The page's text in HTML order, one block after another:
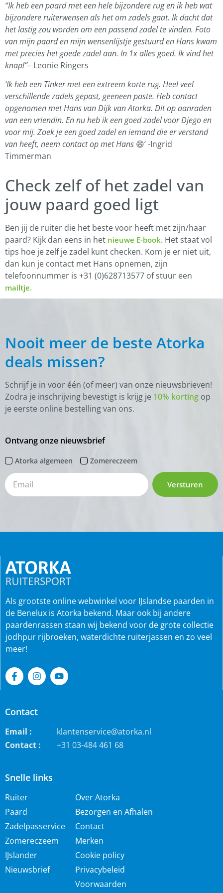
“Ik heb een paard met een hele bijzondere rug en ik heb wat
bijzondere ruiterwensen als het om zadels gaat. Ik dacht dat
het lastig zou worden om een passend zadel te vinden. Foto
van mijn paard en mijn wensenlijstje gestuurd en Hans kwam
met precies het goede zadel aan. In 1x alles goed. Ik vind het
knap!”– Leonie Ringers
‘Ik heb een Tinker met een extreem korte rug. Heel veel
verschillende zadels gepast, geeneen paste. Heb contact
opgenomen met Hans van Dijk van Atorka. Dit op aanraden
van een vriendin. En nu heb ik een goed zadel voor Djego en
voor mij. Zoek je een goed zadel en iemand die er verstand
van heeft, neem contact op met Hans 😄’ -Ingrid
Timmerman
Check zelf of het zadel van
jouw paard goed ligt
Ben jij de ruiter die het beste voor heeft met zijn/haar
paard? Kijk dan eens in het nieuwe E-book. Het staat vol
tips hoe je zelf je zadel kunt checken. Kom je er niet uit,
dan kun je contact met Hans opnemen, zijn
telefoonnummer is +31 (0)628713577 of stuur een
mailtje.
Nooit meer de beste Atorka
deals missen?
Schrijf je in voor één (of meer) van onze nieuwsbrieven!
Zodra je inschrijving bevestigt is krijg je 10% korting op
je eerste online bestelling van ons.
Ontvang onze nieuwsbrief
Atorka algemeen Zomereczeem
Versturen
Snelle links
Ruiter
Paard
Zadelpasservice
Zomereczeem
IJslander
Nieuwsbrief
Over Atorka
Bezorgen en Afhalen
Contact
Merken
Cookie policy
Privacybeleid
Voorwaarden
Als grootste online webwinkel voor IJslandse paarden in
de Benelux is Atorka bekend. Maar ook bij andere
paardenrassen staan wij bekend voor de grote collectie
jodhpur rijbroeken, waterdichte ruiterjassen en zo veel
meer!
Contact
Email :
klantenservice@atorka.nl
Contact :
+31 03-484 461 68